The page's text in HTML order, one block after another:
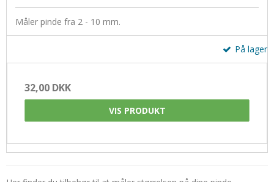
Måler pinde fra 2 - 10 mm.
På lager
32,00 DKK
VIS PRODUKT